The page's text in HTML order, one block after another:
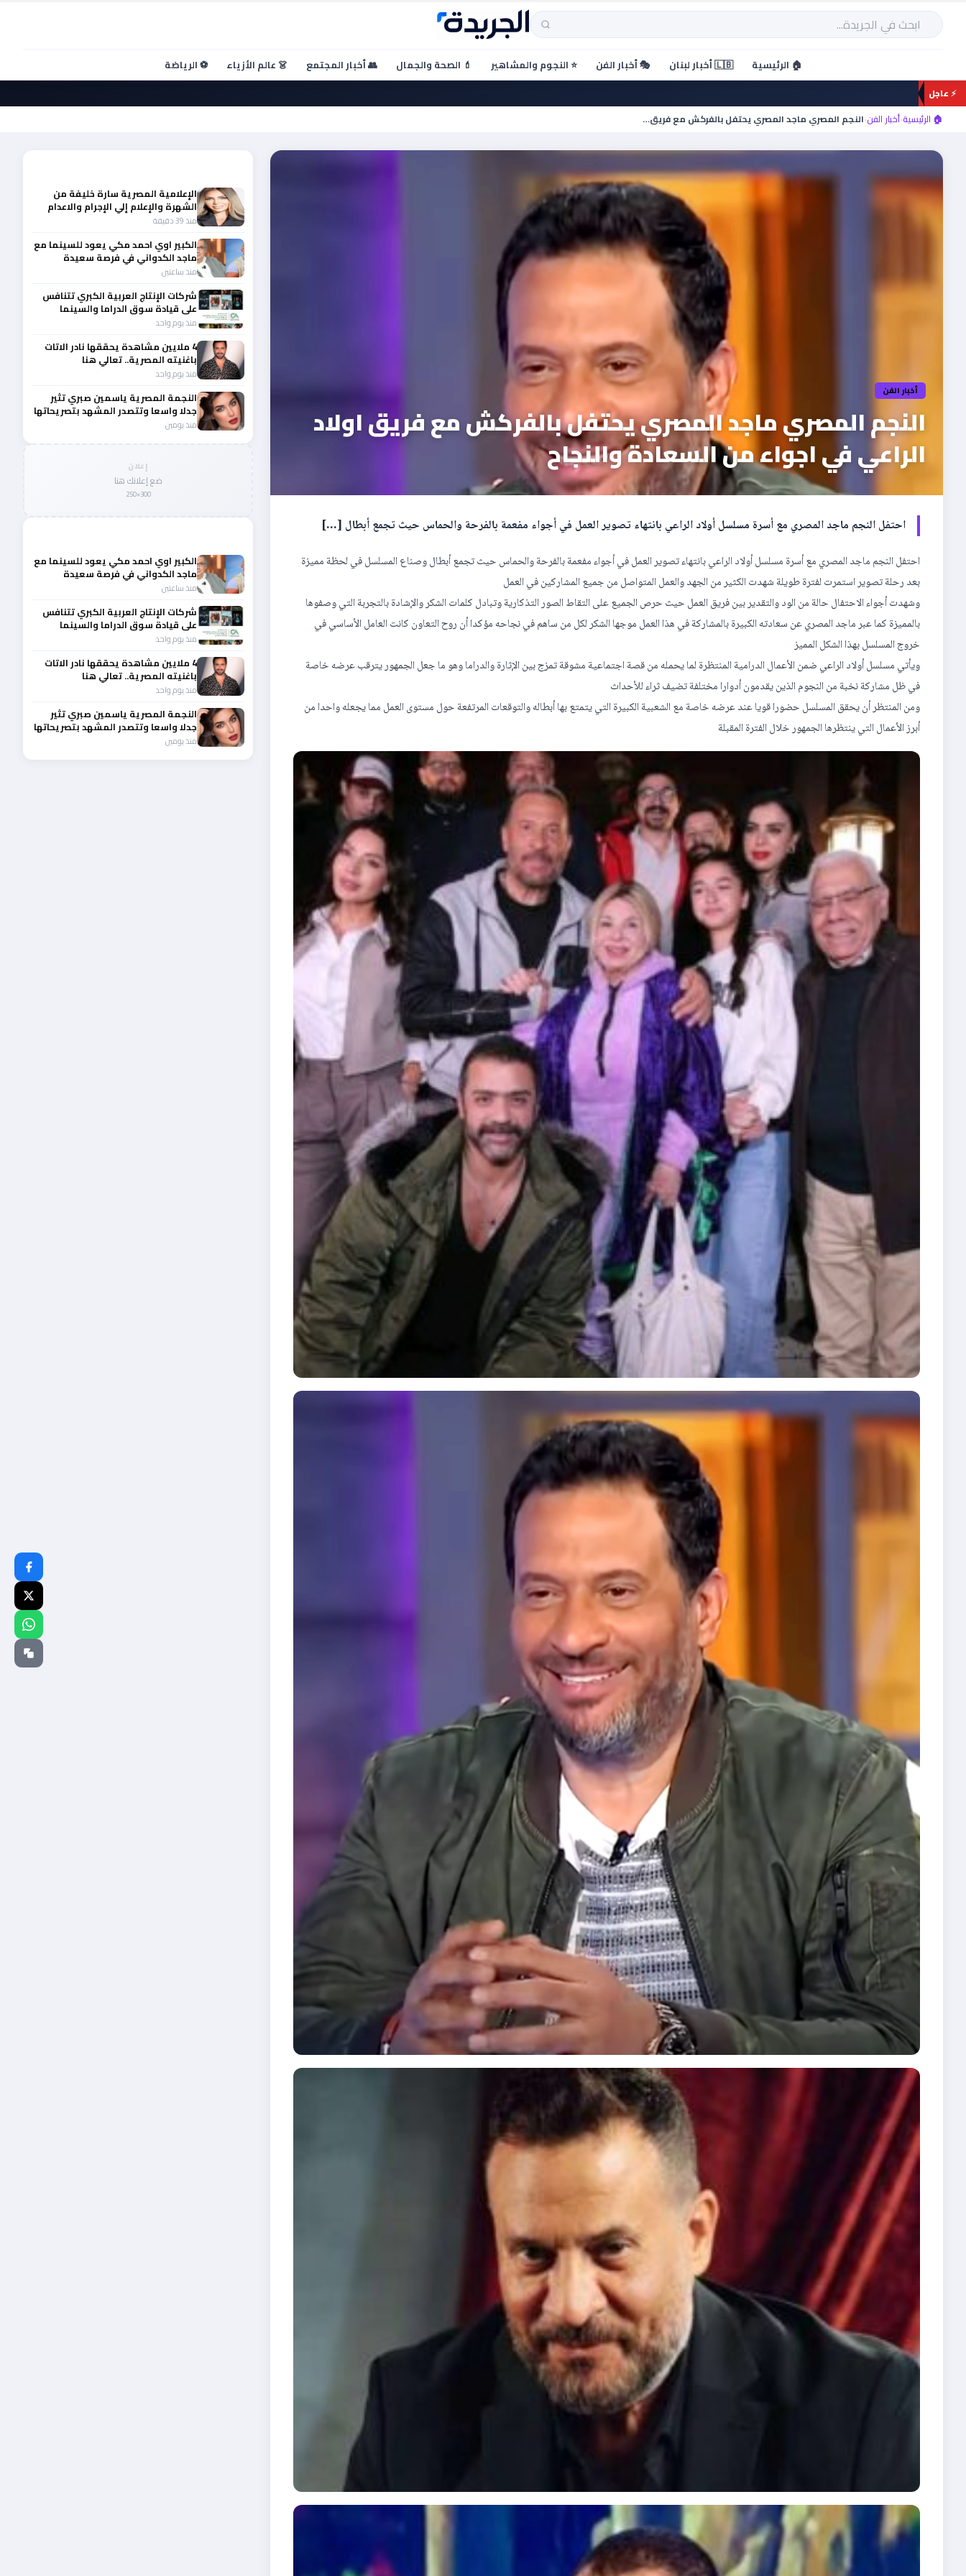
تخطي
المحتوى
بحث
🏠 الرئيسية 🇱🇧 أخبار لبنان 🎭 أخبار الفن ⭐ النجوم والمشاهير 💄 الصحة والجمال 👥 أخبار المجتمع 👗 عالم الأزياء ⚽ الرياضة
⚡ عاجل
🏠 الرئيسية›أخبار الفن›النجم المصري ماجد المصري يحتفل بالفركش مع فريق…
أخبار الفن
النجم المصري ماجد المصري يحتفل بالفركش مع فريق اولاد
الراعي في اجواء من السعادة والنجاح
احتفل النجم ماجد المصري مع أسرة مسلسل أولاد الراعي بانتهاء تصوير العمل في أجواء مفعمة بالفرحة والحماس حيث تجمع أبطال […]
احتفل النجم ماجد المصري مع أسرة مسلسل أولاد الراعي بانتهاء تصوير العمل في أجواء مفعمة بالفرحة والحماس حيث تجمع أبطال وصناع المسلسل في لحظة مميزة
بعد رحلة تصوير استمرت لفترة طويلة شهدت الكثير من الجهد والعمل المتواصل من جميع المشاركين في العمل
وشهدت أجواء الاحتفال حالة من الود والتقدير بين فريق العمل حيث حرص الجميع على التقاط الصور التذكارية وتبادل كلمات الشكر والإشادة بالتجربة التي وصفوها
بالمميزة كما عبر ماجد المصري عن سعادته الكبيرة بالمشاركة في هذا العمل موجها الشكر لكل من ساهم في نجاحه مؤكدا أن روح التعاون كانت العامل الأساسي في
خروج المسلسل بهذا الشكل المميز
ويأتي مسلسل أولاد الراعي ضمن الأعمال الدرامية المنتظرة لما يحمله من قصة اجتماعية مشوقة تمزج بين الإثارة والدراما وهو ما جعل الجمهور يترقب عرضه خاصة
في ظل مشاركة نخبة من النجوم الذين يقدمون أدوارا مختلفة تضيف ثراء للأحداث
ومن المنتظر أن يحقق المسلسل حضورا قويا عند عرضه خاصة مع الشعبية الكبيرة التي يتمتع بها أبطاله والتوقعات المرتفعة حول مستوى العمل مما يجعله واحدا من
أبرز الأعمال التي ينتظرها الجمهور خلال الفترة المقبلة
الإعلامية المصرية سارة خليفة من
الشهرة والإعلام إلي الإجرام والاعدام
منذ 39 دقيقة
الكبير اوي احمد مكي يعود للسينما مع
ماجد الكدواني في فرصة سعيدة
منذ ساعتين
شركات الإنتاج العربية الكبري تتنافس
على قيادة سوق الدراما والسينما
والصباح في مقدمة المشهد الإقليمي
منذ يوم واحد
4 ملايين مشاهدة يحققها نادر الاتات
باغنيته المصرية.. تعالي هنا
منذ يوم واحد
النجمة المصرية ياسمين صبري تثير
جدلا واسعا وتتصدر المشهد بتصريحاتها
الأخيرة
منذ يومين
إعلان
ضع إعلانك هنا
300×250
الكبير اوي احمد مكي يعود للسينما مع
ماجد الكدواني في فرصة سعيدة
منذ ساعتين
شركات الإنتاج العربية الكبري تتنافس
على قيادة سوق الدراما والسينما
والصباح في مقدمة المشهد الإقليمي
منذ يوم واحد
4 ملايين مشاهدة يحققها نادر الاتات
باغنيته المصرية.. تعالي هنا
منذ يوم واحد
النجمة المصرية ياسمين صبري تثير
جدلا واسعا وتتصدر المشهد بتصريحاتها
الأخيرة
منذ يومين